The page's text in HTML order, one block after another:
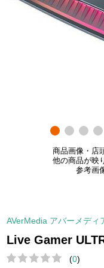
商品画像・店
他の商品が映
参考画
AVerMedia アバーメディ
Live Gamer
(0)